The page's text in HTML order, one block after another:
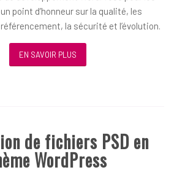
point d’honneur sur la qualité, les
la sécurité et l’évolution.
EN SAVOIR PLUS
de fichiers PSD en
WordPress